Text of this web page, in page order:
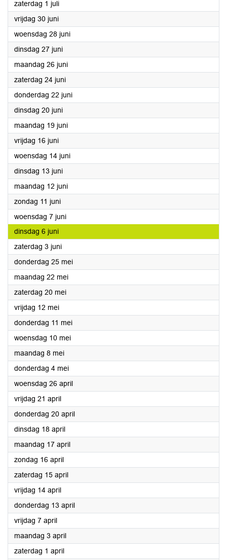
zaterdag 1 juli2023
vrijdag 30 juni2023
woensdag 28 juni2023
dinsdag 27 juni2023
maandag 26 juni2023
zaterdag 24 juni2023
donderdag 22 juni2023
dinsdag 20 juni2023
maandag 19 juni2023
vrijdag 16 juni2023
woensdag 14 juni2023
dinsdag 13 juni2023
maandag 12 juni2023
zondag 11 juni2023
woensdag 7 juni2023
dinsdag 6 juni2023
zaterdag 3 juni2023
donderdag 25 mei2023
maandag 22 mei2023
zaterdag 20 mei2023
vrijdag 12 mei2023
donderdag 11 mei2023
woensdag 10 mei2023
maandag 8 mei2023
donderdag 4 mei2023
woensdag 26 april2023
vrijdag 21 april2023
donderdag 20 april2023
dinsdag 18 april2023
maandag 17 april2023
zondag 16 april2023
zaterdag 15 april2023
vrijdag 14 april2023
donderdag 13 april2023
vrijdag 7 april2023
maandag 3 april2023
zaterdag 1 april2023